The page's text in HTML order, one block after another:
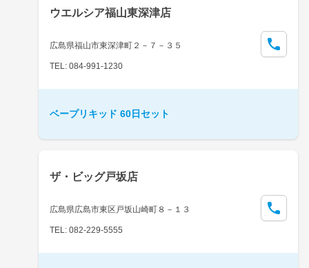
ウエルシア福山東深津店
広島県福山市東深津町２－７－３５
TEL: 084-991-1230
ベープリキッド 60日セット
ザ・ビッグ戸坂店
広島県広島市東区戸坂山崎町８－１３
TEL: 082-229-5555